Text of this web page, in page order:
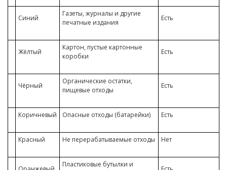
Синий
Газеты, журналы и другие
печатные издания
Есть
Жёлтый
Картон, пустые картонные
коробки
Есть
Чёрный
Органические остатки,
пищевые отходы
Есть
Коричневый Опасные отходы (батарейки) Есть
Красный Не перерабатываемые отходы Нет
Пластиковые бутылки и